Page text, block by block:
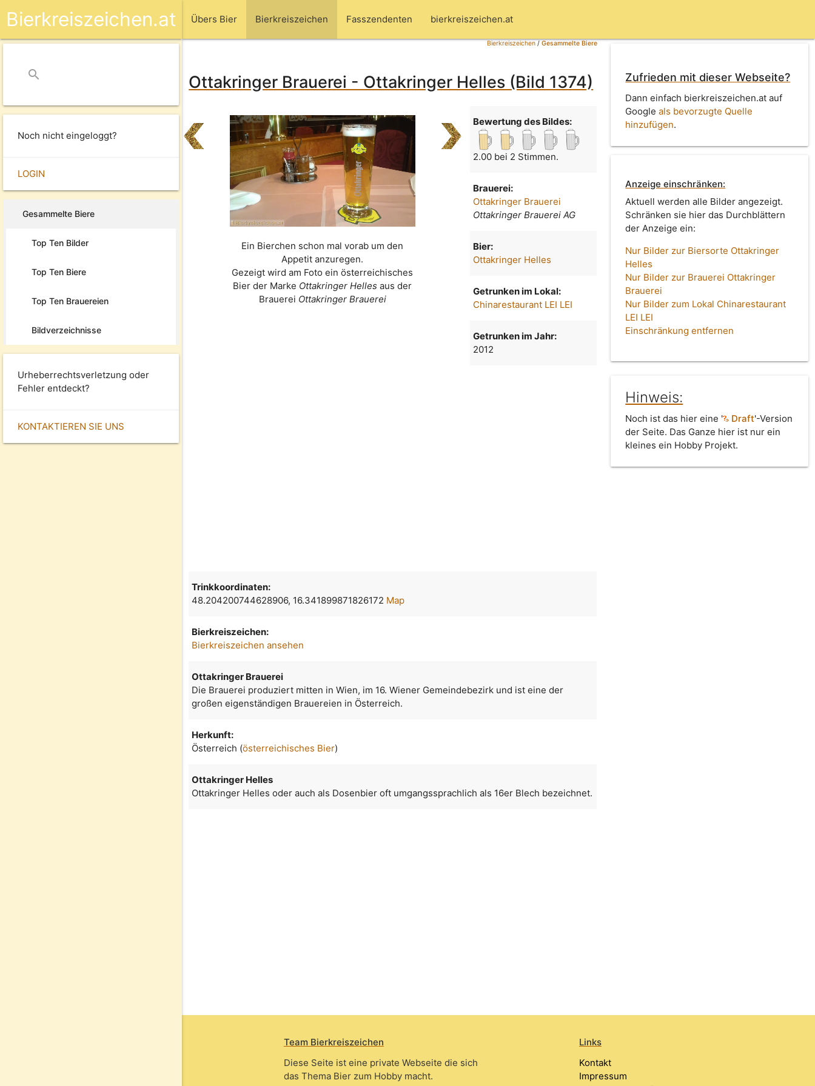
Übers Bier Bierkreiszeichen Fasszendenten bierkreiszeichen.at
Bierkreiszeichen.at
search
Noch nicht eingeloggt?
LOGIN
Gesammelte Biere
Top Ten Bilder
Top Ten Biere
Top Ten Brauereien
Bildverzeichnisse
Urheberrechtsverletzung oder
Fehler entdeckt?
KONTAKTIEREN SIE UNS
Bierkreiszeichen/Gesammelte Biere
Ottakringer Brauerei - Ottakringer Helles (Bild 1374)
Ein Bierchen schon mal vorab um den
Appetit anzuregen.
Gezeigt wird am Foto ein österreichisches
Bier der Marke Ottakringer Helles aus der
Brauerei Ottakringer Brauerei
Bewertung des Bildes:
2.00 bei 2 Stimmen.
Brauerei:
Ottakringer Brauerei
Ottakringer Brauerei AG
Bier:
Ottakringer Helles
Getrunken im Lokal:
Chinarestaurant LEI LEI
Getrunken im Jahr:
2012
Zufrieden mit dieser Webseite?
Dann einfach bierkreiszeichen.at auf
Googleals bevorzugte Quelle
hinzufügen.
Anzeige einschränken:
Aktuell werden alle Bilder angezeigt.
Schränken sie hier das Durchblättern
der Anzeige ein:
Nur Bilder zur Biersorte Ottakringer
Helles
Nur Bilder zur Brauerei Ottakringer
Brauerei
Nur Bilder zum Lokal Chinarestaurant
LEI LEI
Einschränkung entfernen
Hinweis:
Noch ist das hier eine ' Draft'-Version
der Seite. Das Ganze hier ist nur ein
kleines ein Hobby Projekt.
Trinkkoordinaten:
48.204200744628906, 16.341899871826172 Map
Bierkreiszeichen:
Bierkreiszeichen ansehen
Ottakringer Brauerei
Die Brauerei produziert mitten in Wien, im 16. Wiener Gemeindebezirk und ist eine der
großen eigenständigen Brauereien in Österreich.
Herkunft:
Österreich (österreichisches Bier)
Ottakringer Helles
Ottakringer Helles oder auch als Dosenbier oft umgangssprachlich als 16er Blech bezeichnet.
Team Bierkreiszeichen
Diese Seite ist eine private Webseite die sich
das Thema Bier zum Hobby macht.
Links
Kontakt
Impressum